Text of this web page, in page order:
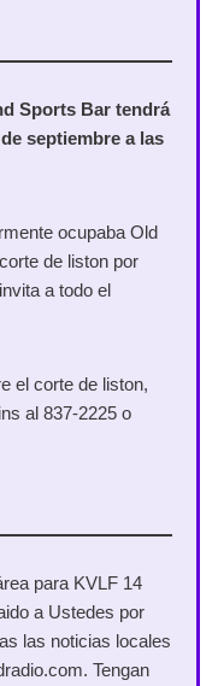
Sports Bar tendrá
septiembre a las
ocupaba Old
de liston por
a todo el
el corte de liston,
al 837-2225 o
para KVLF 14
a Ustedes por
las noticias locales
Tengan